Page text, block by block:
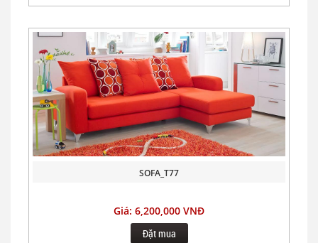
SOFA_T77
Giá: 6,200,000 VNĐ
Đặt mua